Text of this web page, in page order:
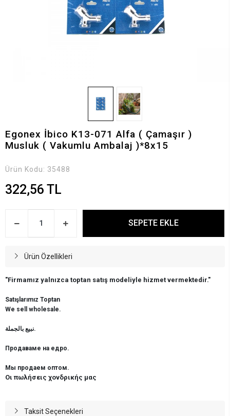
Egonex İbico K13-071 Alfa ( Çamaşır )
Musluk ( Vakumlu Ambalaj )*8x15
Ürün Kodu: 35488
322,56 TL
SEPETE EKLE
Ürün Özellikleri
"Firmamız yalnızca toptan satış modeliyle hizmet vermektedir."
Satışlarımız Toptan
We sell wholesale.
نبيع بالجملة.
Продаваме на едро.
Мы продаем оптом.
Οι πωλήσεις χονδρικής μας
Taksit Seçenekleri